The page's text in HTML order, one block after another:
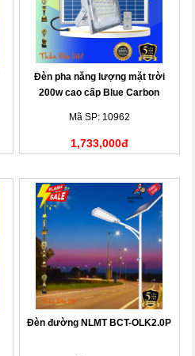
Đèn pha năng lượng mặt trời
200w cao cấp Blue Carbon
Mã SP: 10962
1,733,000đ
Đèn đường NLMT BCT-OLK2.0P